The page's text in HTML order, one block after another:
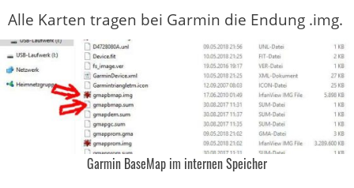
Alle Karten tragen bei Garmin die Endung .img.
Garmin BaseMap im internen Speicher